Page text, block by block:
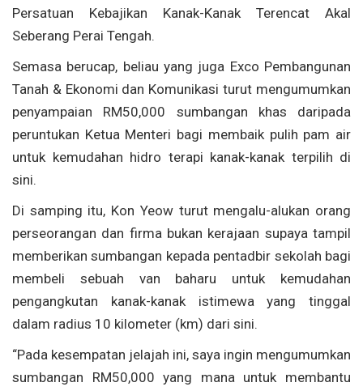
Persatuan Kebajikan Kanak-Kanak Terencat Akal
Seberang Perai Tengah.
Semasa berucap, beliau yang juga Exco Pembangunan
Tanah & Ekonomi dan Komunikasi turut mengumumkan
penyampaian RM50,000 sumbangan khas daripada
peruntukan Ketua Menteri bagi membaik pulih pam air
untuk kemudahan hidro terapi kanak-kanak terpilih di
sini.
Di samping itu, Kon Yeow turut mengalu-alukan orang
perseorangan dan firma bukan kerajaan supaya tampil
memberikan sumbangan kepada pentadbir sekolah bagi
membeli sebuah van baharu untuk kemudahan
pengangkutan kanak-kanak istimewa yang tinggal
dalam radius 10 kilometer (km) dari sini.
“Pada kesempatan jelajah ini, saya ingin mengumumkan
sumbangan RM50,000 yang mana untuk membantu